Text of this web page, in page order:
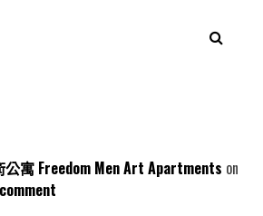
寓 Freedom Men Art Apartments